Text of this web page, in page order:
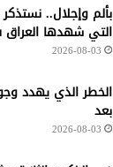
بألم وإجلال..
التي شهدها العراق
2026-08-03
الخطر الذي يهدد
بعد
2026-08-03